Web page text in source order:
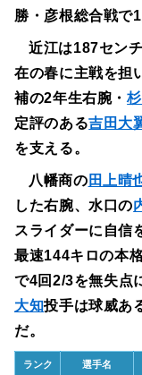
勝・彦根総合戦で
近江は187セン
在の春に主戦を担
補の2年生右腕・
定評のある吉田大
を支える。
八幡商の 田上晴
した右腕、水口の
スライダーに自信
最速144キロの本
で4回2/3を無失点
大知投手は球威あ
だ。
ランク 選手名